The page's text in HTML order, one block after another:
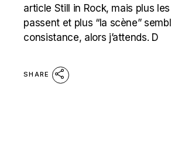
article Still in Rock, mais plus
passent et plus “la scène”
consistance, alors j’attends. D
SHARE